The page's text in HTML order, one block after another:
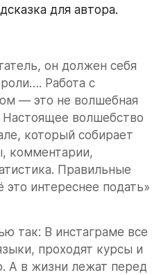
для автора.
он должен себя
Работа с
— это не волшебная
Настоящее волшебство
который собирает
комментарии,
Правильные
интереснее подать»
так: В инстаграме все
проходят курсы и
А в жизни лежат перед